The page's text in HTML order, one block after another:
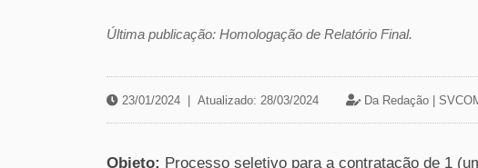
Última publicação: Homologação de Relatório Final.
23/01/2024 Atualizado: 28/03/2024 Da Redação |
Objeto: Processo seletivo para a contratação de 1